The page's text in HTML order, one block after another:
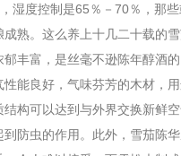
度控制是65％－70％，那些
熟。这么养上十几二十载的
丰富，是丝毫不逊陈年醇酒的
能良好，气味芬芳的木材，
构可以达到与外界交换新鲜
防虫的作用。此外，雪茄陈